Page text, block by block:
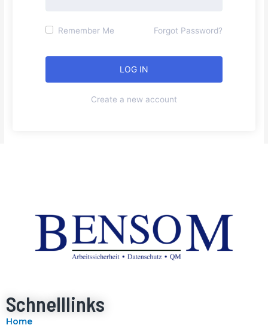
Remember Me Forgot Password?
Create a new account
Schnelllinks
Home